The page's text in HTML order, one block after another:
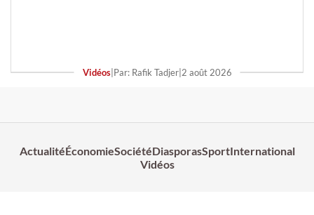
Vidéos| Par: Rafik Tadjer| 2 août 2026
ActualitéÉconomieSociétéDiasporasSportInternational
Vidéos